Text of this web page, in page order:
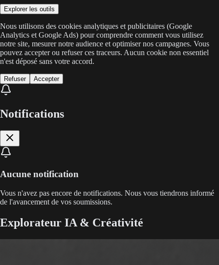
Explorer les outils
Nous utilisons des cookies analytiques et publicitaires (Google
Analytics et Google Ads) pour comprendre comment vous utilisez
notre site, mesurer notre audience et optimiser nos campagnes. Vous
pouvez accepter ou refuser ces traceurs. Aucun cookie non essentiel
n'est déposé sans votre accord.
Refuser Accepter
Notifications
Aucune notification
Vous n'avez pas encore de notifications. Nous vous tiendrons informé
de l'avancement de vos soumissions.
Explorateur IA & Créativité